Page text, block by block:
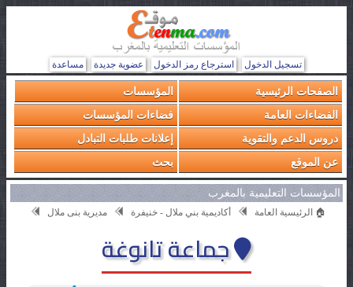
تسجيل الدخول استرجاع رمز الدخول عضوية جديدة مساعدة
الصفحات الرئيسية
المؤسسات
الفضاءات العامة
فضاءات المؤسسات
دروس الدعم والتقوية
إعلانات طلبات التبادل
عن الموقع
بحث
المؤسسات التعليمية بالمغرب
🏠 الرئيسية العامة أكاديمية بني ملال - خنيفرة مديرية بنى ملال
جماعة تانوغة